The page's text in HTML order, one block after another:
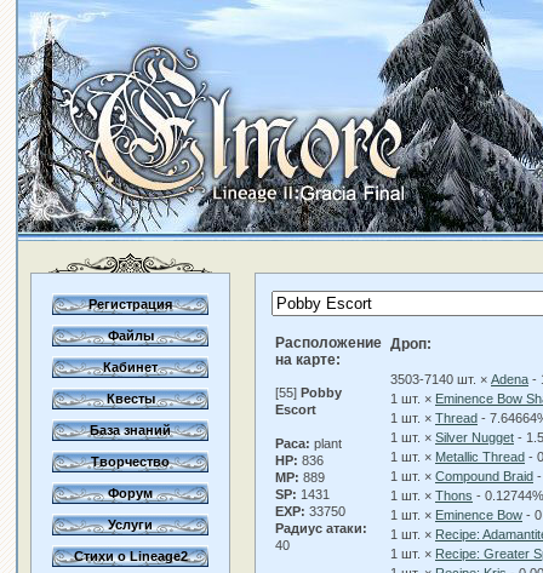
Регистрация
Файлы
Кабинет
Квесты
База знаний
Творчество
Форум
Услуги
Стихи о Lineage2
Расположение
на карте:
[55] Pobby
Escort
Раса: plant
HP: 836
MP: 889
SP: 1431
EXP: 33750
Радиус атаки:
40
Дроп:
3503-7140 шт. × Adena -
1 шт. × Eminence Bow
1 шт. × Thread -
1 шт. × Silver Nugget -
1 шт. × Metallic Thread -
1 шт. × Compound Braid
1 шт. × Thons - 0.12744%
1 шт. × Eminence Bow -
1 шт. × Recipe:
1 шт. × Recipe: Greater